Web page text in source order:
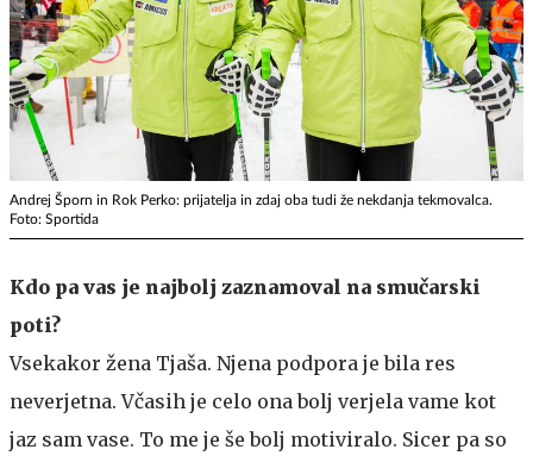
Andrej Šporn in Rok Perko: prijatelja in zdaj oba tudi že nekdanja tekmovalca.
Foto: Sportida
Kdo pa vas je najbolj zaznamoval na smučarski
poti?
Vsekakor žena Tjaša. Njena podpora je bila res
neverjetna. Včasih je celo ona bolj verjela vame kot
jaz sam vase. To me je še bolj motiviralo. Sicer pa so